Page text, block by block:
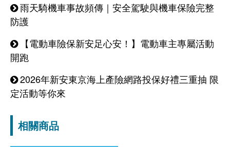
雨天騎機車事故頻傳｜安全駕駛與機車保險完整
防護
【電動車險保新安足心安！】電動車主專屬活動
開跑
2026年新安東京海上產險網路投保好禮三重抽 限
定活動等你來
相關商品